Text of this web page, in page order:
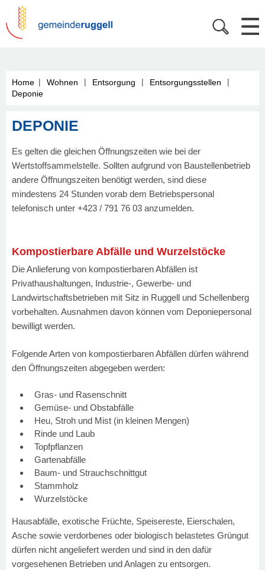
Home | Wohnen | Entsorgung | Entsorgungsstellen
|
Deponie
DEPONIE
Es gelten die gleichen Öffnungszeiten wie bei der
Wertstoffsammelstelle. Sollten aufgrund von Baustellenbetrieb
andere Öffnungszeiten benötigt werden, sind diese
mindestens 24 Stunden vorab dem Betriebspersonal
telefonisch unter +423 / 791 76 03 anzumelden.
Kompostierbare Abfälle und Wurzelstöcke
Die Anlieferung von kompostierbaren Abfällen ist
Privathaushaltungen, Industrie-, Gewerbe- und
Landwirtschaftsbetrieben mit Sitz in Ruggell und Schellenberg
vorbehalten. Ausnahmen davon können vom Deponiepersonal
bewilligt werden.
Folgende Arten von kompostierbaren Abfällen dürfen während
den Öffnungszeiten abgegeben werden:
Gras- und Rasenschnitt
Gemüse- und Obstabfälle
Heu, Stroh und Mist (in kleinen Mengen)
Rinde und Laub
Topfpflanzen
Gartenabfälle
Baum- und Strauchschnittgut
Stammholz
Wurzelstöcke
Hausabfälle, exotische Früchte, Speisereste, Eierschalen,
Asche sowie verdorbenes oder biologisch belastetes Grüngut
dürfen nicht angeliefert werden und sind in den dafür
vorgesehenen Betrieben und Anlagen zu entsorgen.